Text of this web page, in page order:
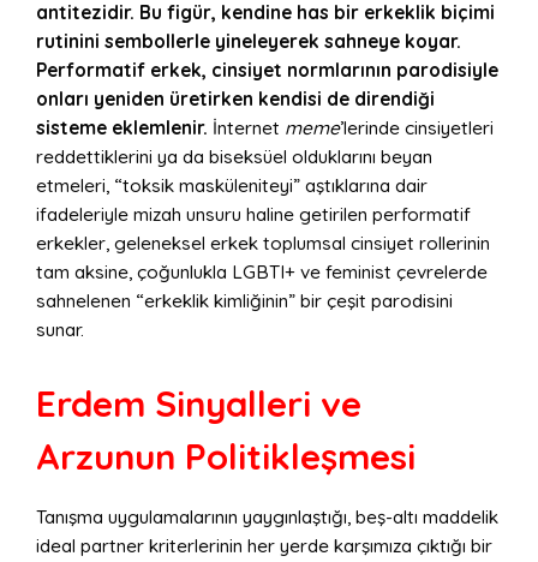
antitezidir. Bu figür, kendine has bir erkeklik biçimi
rutinini sembollerle yineleyerek sahneye koyar.
Performatif erkek, cinsiyet normlarının parodisiyle
onları yeniden üretirken kendisi de direndiği
sisteme eklemlenir. İnternet meme’lerinde cinsiyetleri
reddettiklerini ya da biseksüel olduklarını beyan
etmeleri, “toksik masküleniteyi” aştıklarına dair
ifadeleriyle mizah unsuru haline getirilen performatif
erkekler, geleneksel erkek toplumsal cinsiyet rollerinin
tam aksine, çoğunlukla LGBTI+ ve feminist çevrelerde
sahnelenen “erkeklik kimliğinin” bir çeşit parodisini
sunar.
Erdem Sinyalleri ve
Arzunun Politikleşmesi
Tanışma uygulamalarının yaygınlaştığı, beş-altı maddelik
ideal partner kriterlerinin her yerde karşımıza çıktığı bir